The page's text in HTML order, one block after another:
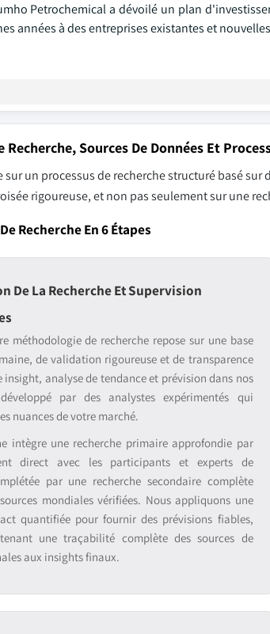
Petrochemical a dévoilé un plan
années à des entreprises existantes et
Sources De Données Et
sur un processus de recherche structuré basé
rigoureuse, et non pas seulement sur une
Recherche En 6 Étapes
De La Recherche Et Supervision
méthodologie de recherche repose sur une base
de validation rigoureuse et de transparence
analyse de tendance et prévision dans nos
par des analystes expérimentés qui
nuances de votre marché.
intègre une recherche primaire approfondie par
direct avec les participants et experts de
par une recherche secondaire complète
mondiales vérifiées. Nous appliquons une
quantifiée pour fournir des prévisions fiables,
une traçabilité complète des sources de
aux insights finaux.